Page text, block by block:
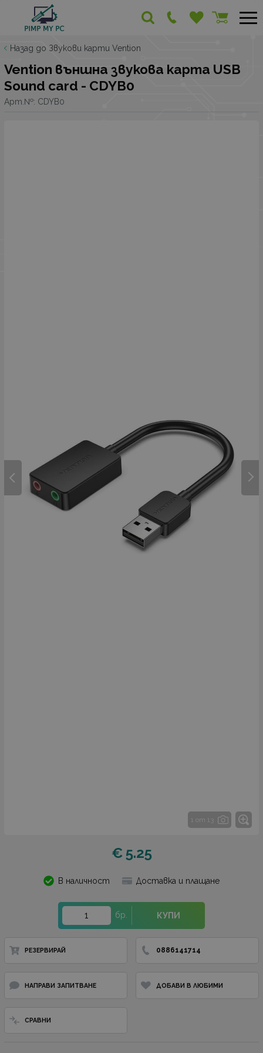
Назад до Звукови карти Vention
Vention външна звукова карта USB
Sound card - CDYB0
Арт.№: CDYB0
1 от 13
5.25
€
В наличност Доставка и плащане
бр. КУПИ
РЕЗЕРВИРАЙ 0886141714
НАПРАВИ ЗАПИТВАНЕ ДОБАВИ В ЛЮБИМИ
СРАВНИ